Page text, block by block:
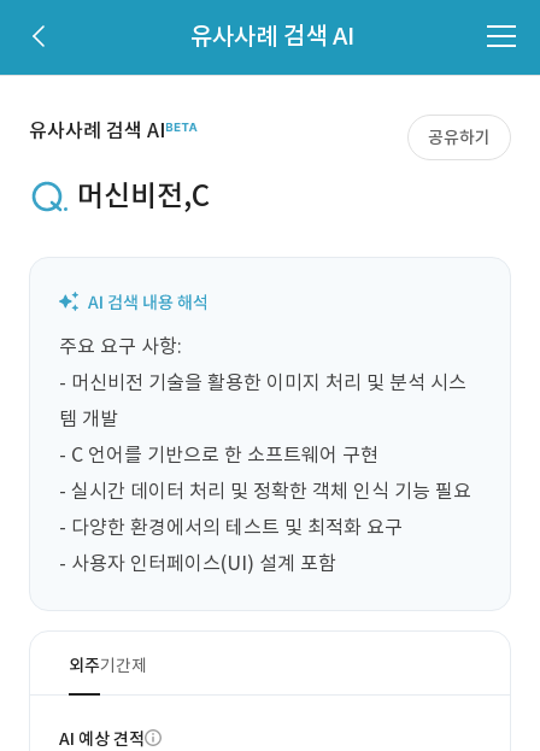
유사사례 검색 AI
유사사례 검색 AI 공유하기
머신비전,C
주요 요구 사항:
- 머신비전 기술을 활용한 이미지 처리 및 분석 시스
템 개발
- C 언어를 기반으로 한 소프트웨어 구현
- 실시간 데이터 처리 및 정확한 객체 인식 기능 필요
- 다양한 환경에서의 테스트 및 최적화 요구
- 사용자 인터페이스(UI) 설계 포함
외주기간제
AI 예상 견적